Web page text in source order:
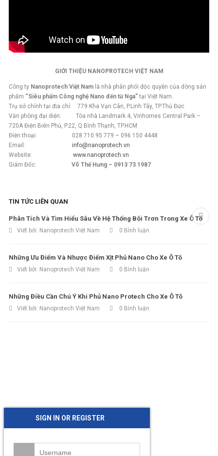
GIỚI THIỆU NANOPROTECH VIỆT NAM
Công ty Nanoprotech Việt Nam là nhà phân phối độc quyền của dòng sản
phẩm “Siêu phẩm Công nghệ Nano đến từ Nga”tại Việt Nam.
Trụ sở chính tại địa chỉ: 779 Kha Vạn Cân, P.Linh Tây, TP.Thủ Đức
Văn phòng đại diện: Tòa nhà Landmark 4, Vinhomes Central Park –
720A Điện Biên Phủ, P.22, Q.Bình Thạnh, TP.HCM
Điện thoại: 028.710 95 779 – 096 150 4448
Email: info@nanoprotech.vn
Website: www.nanoprotech.vn
Giám Đốc: Võ Thế Hưng – 0913 73 1987
TIN TỨC LIÊN QUAN
Phân Tích Và Tìm Hiểu Sâu Về Hệ Thống Bôi Trơn Trong Xe Ô Tô
Viết bởi: Nanoprotech Việt Nam 0 Bình luận
Những Ưu Điểm Và Nhược Điểm Xịt Phủ Nano Cho Xe Ô Tô
Viết bởi: Nanoprotech Việt Nam 0 Bình luận
Những Điều Cần Chú Ý Khi Phủ Nano Protech Cho Xe Ô Tô
Viết bởi: Nanoprotech Việt Nam 0 Bình luận
SIGN IN OR REGISTER